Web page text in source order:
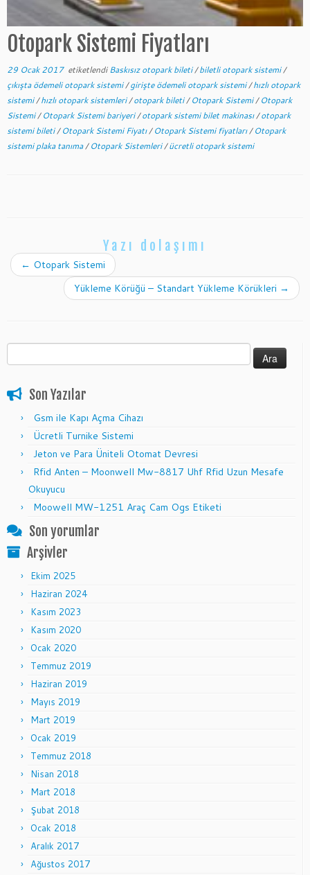
Otopark Sistemi Fiyatları
29 Ocak 2017etiketlendiBaskısız otopark bileti/biletli otopark sistemi/
çıkışta ödemeli otopark sistemi/girişte ödemeli otopark sistemi/hızlı otopark
sistemi/hızlı otopark sistemleri/otopark bileti/Otopark Sistemi/Otopark
Sistemi/Otopark Sistemi bariyeri/otopark sistemi bilet makinası/otopark
sistemi bileti/Otopark Sistemi Fiyatı/Otopark Sistemi fiyatları/Otopark
sistemi plaka tanıma/Otopark Sistemleri/ücretli otopark sistemi
Yazı dolaşımı
← Otopark Sistemi
Yükleme Körüğü – Standart Yükleme Körükleri →
Son Yazılar
Gsm ile Kapı Açma Cihazı
Ücretli Turnike Sistemi
Jeton ve Para Üniteli Otomat Devresi
Rfid Anten – Moonwell Mw-8817 Uhf Rfid Uzun Mesafe
Okuyucu
Moowell MW-1251 Araç Cam Ogs Etiketi
Son yorumlar
Arşivler
Ekim 2025
Haziran 2024
Kasım 2023
Kasım 2020
Ocak 2020
Temmuz 2019
Haziran 2019
Mayıs 2019
Mart 2019
Ocak 2019
Temmuz 2018
Nisan 2018
Mart 2018
Şubat 2018
Ocak 2018
Aralık 2017
Ağustos 2017